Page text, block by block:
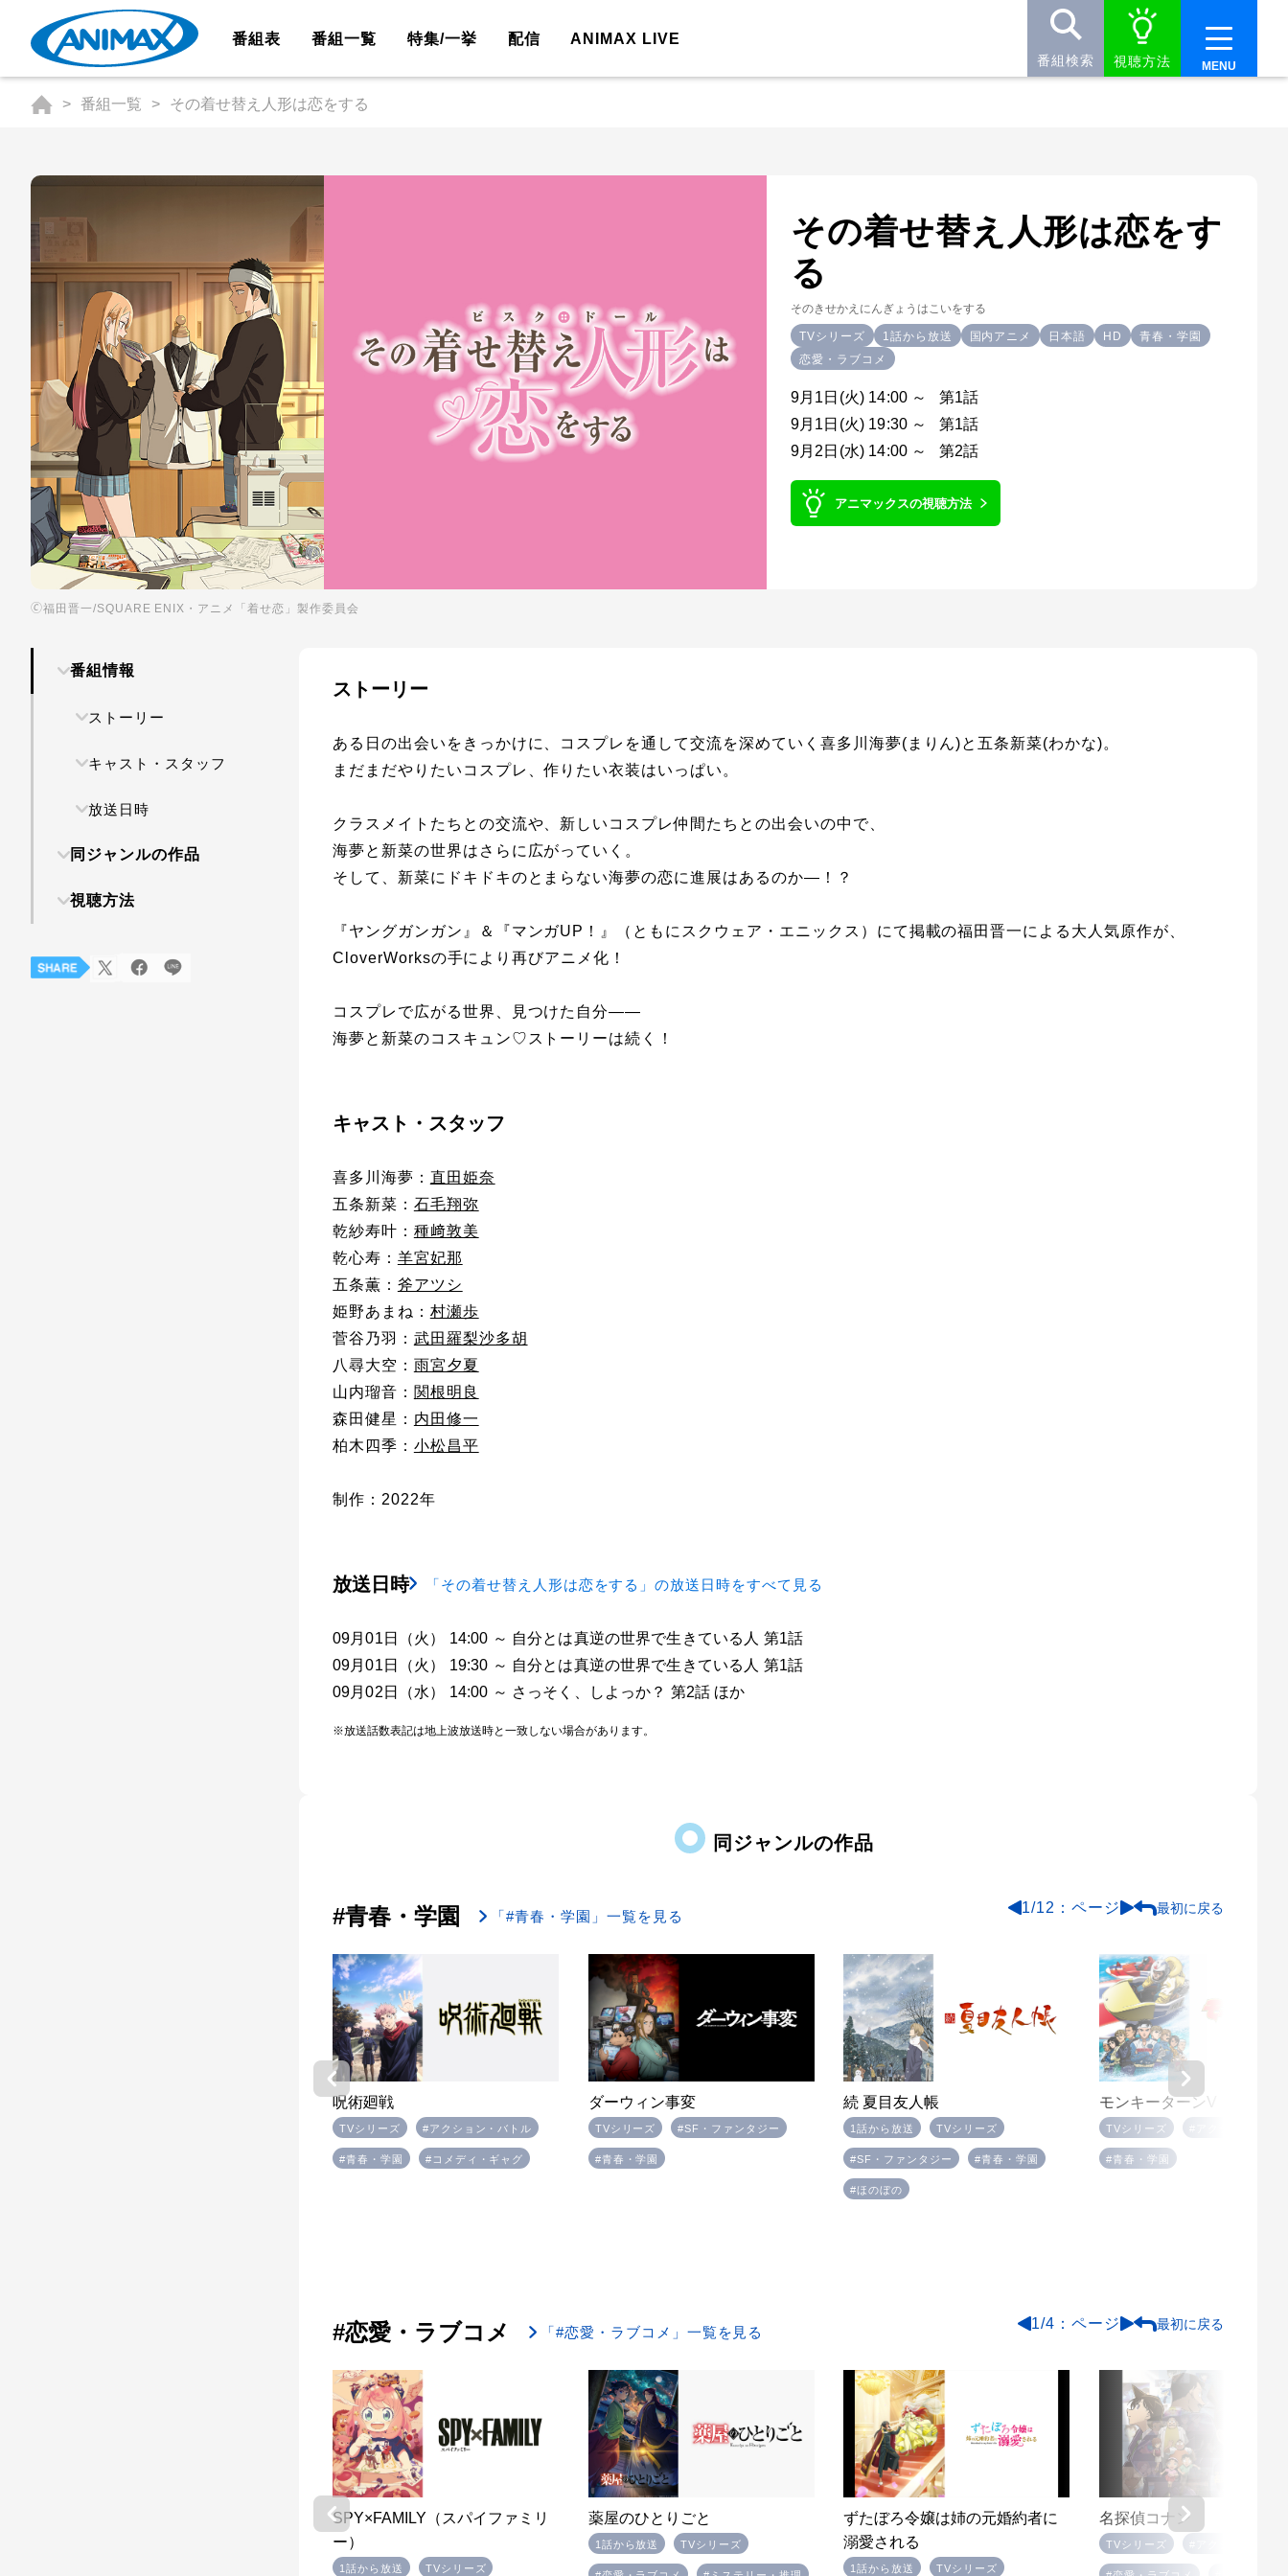
番組表 番組一覧 特集/一挙 配信 ANIMAX LIVE
番組検索 視聴方法
番組一覧 その着せ替え人形は恋をする
その着せ替え人形は恋をす
る
そのきせかえにんぎょうはこいをする
TVシリーズ 1話から放送 国内アニメ 日本語 HD
青春・学園
恋愛・ラブコメ
9月1日(火) 14:00 ～ 第1話
9月1日(火) 19:30 ～ 第1話
9月2日(水) 14:00 ～ 第2話
アニマックスの視聴方法
🄫福田晋一/SQUARE ENIX・アニメ「着せ恋」製作委員会
番組情報
ストーリー
キャスト・スタッフ
放送日時
同ジャンルの作品
視聴方法
ストーリー
ある日の出会いをきっかけに、コスプレを通して交流を深めていく喜多川海夢(まりん)と五条新菜(わかな)。
まだまだやりたいコスプレ、作りたい衣装はいっぱい。
クラスメイトたちとの交流や、新しいコスプレ仲間たちとの出会いの中で、
海夢と新菜の世界はさらに広がっていく。
そして、新菜にドキドキのとまらない海夢の恋に進展はあるのか―！？
『ヤングガンガン』＆『マンガUP！』（ともにスクウェア・エニックス）にて掲載の福田晋一による大人気原作が、
CloverWorksの手により再びアニメ化！
コスプレで広がる世界、見つけた自分――
海夢と新菜のコスキュン♡ストーリーは続く！
キャスト・スタッフ
喜多川海夢： 直田姫奈
五条新菜： 石毛翔弥
乾紗寿叶： 種﨑敦美
乾心寿： 羊宮妃那
五条薫： 斧アツシ
姫野あまね： 村瀬歩
菅谷乃羽： 武田羅梨沙多胡
八尋大空： 雨宮夕夏
山内瑠音： 関根明良
森田健星： 内田修一
柏木四季： 小松昌平
制作：2022年
放送日時 「その着せ替え人形は恋をする」の放送日時をすべて見る
09月01日（火） 14:00 ～ 自分とは真逆の世界で生きている人 第1話
09月01日（火） 19:30 ～ 自分とは真逆の世界で生きている人 第1話
09月02日（水） 14:00 ～ さっそく、しよっか？ 第2話 ほか
※放送話数表記は地上波放送時と一致しない場合があります。
同ジャンルの作品
#青春・学園 「#青春・学園」一覧を見る
呪術廻戦
TVシリーズ #アクション・バトル
#青春・学園 #コメディ・ギャグ
ダーウィン事変
TVシリーズ #SF・ファンタジー
#青春・学園
続 夏目友人帳
1話から放送 TVシリーズ
#SF・ファンタジー #青春・学園
#ほのぼの
モンキーターンV
TVシリーズ
#青春・学園
1/12 最初に戻る
#恋愛・ラブコメ 「#恋愛・ラブコメ」一覧を見る
SPY×FAMILY（スパイファミリ
ー）
1話から放送 TVシリーズ
薬屋のひとりごと
1話から放送 TVシリーズ
ずたぼろ令嬢は姉の元婚約者に
溺愛される
1話から放送 TVシリーズ
名探偵コナン
TVシリーズ
1/4 最初に戻る